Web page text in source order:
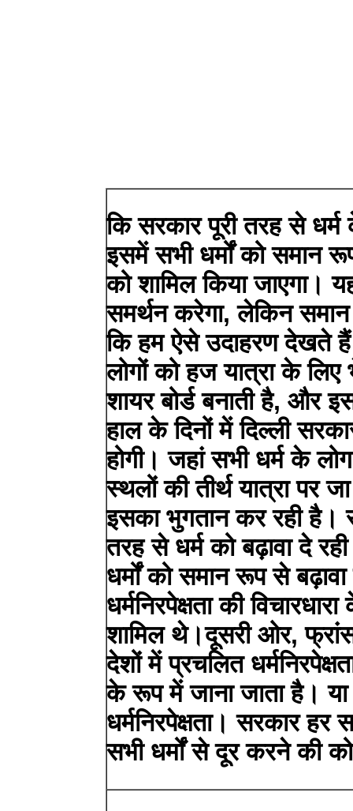
कि सरकार पूरी तरह से
इसमें सभी धर्मों को समान
को शामिल किया जाएगा।
समर्थन करेगा, लेकिन
कि हम ऐसे उदाहरण देखते
लोगों को हज यात्रा के
शायर बोर्ड बनाती है, और
हाल के दिनों में दिल्ली
होगी। जहां सभी धर्म के
स्थलों की तीर्थ यात्रा पर
इसका भुगतान कर रही
तरह से धर्म को बढ़ावा दे
धर्मों को समान रूप से
धर्मनिरपेक्षता की
शामिल थे।दूसरी ओर,
देशों में प्रचलित
के रूप में जाना जाता है। या
धर्मनिरपेक्षता। सरकार हर
सभी धर्मों से दूर करने की